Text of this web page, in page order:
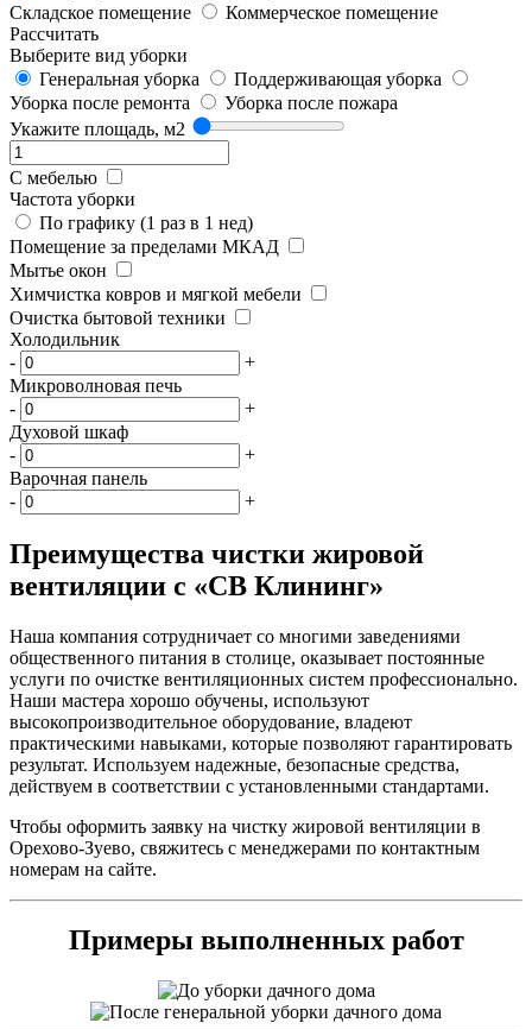
Складское помещение
Коммерческое помещение
Рассчитать
Выберите вид уборки
Генеральная уборка
Поддерживающая уборка
Уборка после ремонта
Уборка после пожара
Укажите площадь, м2
С мебелью
Частота уборки
По графику (1 раз в 1 нед)
Помещение за пределами МКАД
Мытье окон
Химчистка ковров и мягкой мебели
Очистка бытовой техники
Холодильник
-
+
Микроволновая печь
-
+
Духовой шкаф
-
+
Варочная панель
-
+
Преимущества чистки жировой
вентиляции с «СВ Клининг»
Наша компания сотрудничает со многими заведениями
общественного питания в столице, оказывает постоянные
услуги по очистке вентиляционных систем профессионально.
Наши мастера хорошо обучены, используют
высокопроизводительное оборудование, владеют
практическими навыками, которые позволяют гарантировать
результат. Используем надежные, безопасные средства,
действуем в соответствии с установленными стандартами.
Чтобы оформить заявку на чистку жировой вентиляции в
Орехово-Зуево, свяжитесь с менеджерами по контактным
номерам на сайте.
Примеры выполненных работ